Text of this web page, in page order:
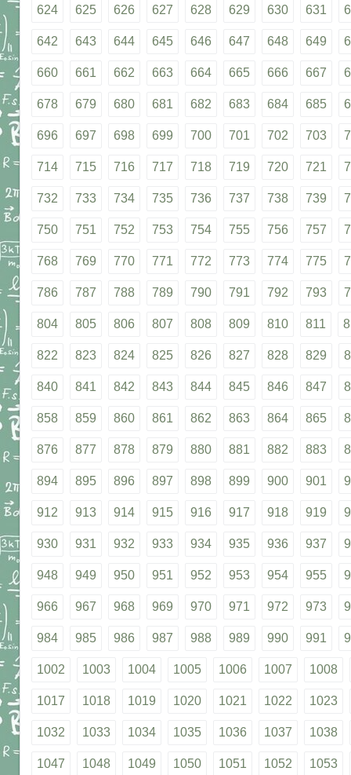
624 625 626 627 628 629 630 631
642 643 644 645 646 647 648 649
660 661 662 663 664 665 666 667
678 679 680 681 682 683 684 685
696 697 698 699 700 701 702 703
714 715 716 717 718 719 720 721
732 733 734 735 736 737 738 739
750 751 752 753 754 755 756 757
768 769 770 771 772 773 774 775
786 787 788 789 790 791 792 793
804 805 806 807 808 809 810 811
822 823 824 825 826 827 828 829
840 841 842 843 844 845 846 847
858 859 860 861 862 863 864 865
876 877 878 879 880 881 882 883
894 895 896 897 898 899 900 901
912 913 914 915 916 917 918 919
930 931 932 933 934 935 936 937
948 949 950 951 952 953 954 955
966 967 968 969 970 971 972 973
984 985 986 987 988 989 990 991
1002 1003 1004 1005 1006 1007 1008
1017 1018 1019 1020 1021 1022 1023
1032 1033 1034 1035 1036 1037 1038
1047 1048 1049 1050 1051 1052 1053